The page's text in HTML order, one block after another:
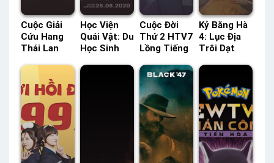
Cuộc Giải
Cứu Hang
Thái Lan
Lồng Tiếng
– Status:
06 / 06
Lồng Tiếng
Học Viện
Quái Vật: Du
Học Sinh
– Status:
Cuộc Đời
Thứ 2 HTV7
Lồng Tiếng
23 / 23
Lồng Tiếng
Kỷ Băng Hà
4: Lục Địa
Trôi Dạt
– Status:
HD Lồng
Tiếng